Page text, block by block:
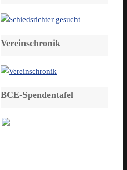
Vereinschronik
BCE-Spendentafel